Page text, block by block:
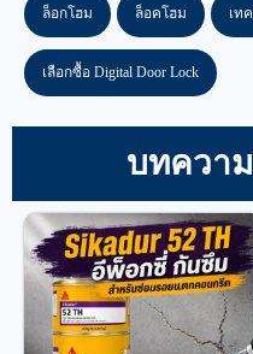
ล็อกโฮม ล็อคโฮม เท
เลือกซื้อ Digital Door Lock
บทความ